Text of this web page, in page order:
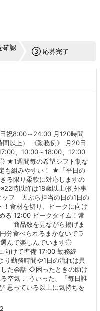
確認
③ 応募完了
祝8:00～24:00 月120時間
以上） 《勤務例》 月20日
、10:00～18:00、12:00
★1週間毎の希望シフト制な
も組みやすい！ ★「平日の
る限り柔軟に対応しますの
時以降は18歳以上(例外事
ッフ 天ぷら担当の日の1日の
食材を切り、ピークに向け
る 12:00 ピークタイム！常
商品数を見ながら揚げま
分食べられるまかないでラ
で楽しんでいます◎
向けて準備 17:00 勤務終
り勤務時間や1日の流れは異
た会話 ◇困ったときの助け
空気 こういった、「毎日誰
思っている以上に気持ちを